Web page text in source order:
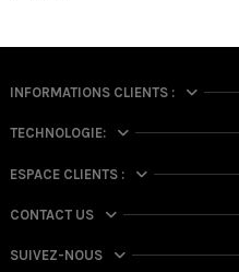
INFORMATIONS CLIENTS :
TECHNOLOGIE:
ESPACE CLIENTS :
CONTACT US
SUIVEZ-NOUS